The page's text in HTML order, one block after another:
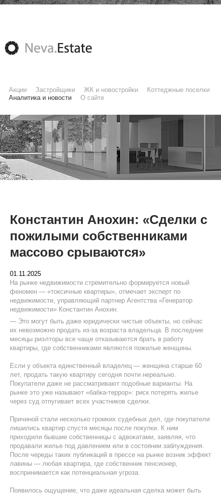
Акции Застройщики ЖК и новостройки
Коттеджные поселки
Аналитика и новости
О сайте
Константин Анохин: «Сделки с
пожилыми собственниками
массово срываются»
01.11.2025
На рынке недвижимости стремительно формируется новый
феномен — «токсичные квартиры», отмечает эксперт по
недвижимости, управляющий партнер Агентства «Генератор
недвижимости» Константин Анохин.
— Это могут быть даже юридически чистые объекты, но сейчас
их невозможно продать из-за возраста владельца. В последние
месяцы риэлторы все чаще отказываются брать в работу
квартиры, где собственниками являются пожилые женщины.
Если у объекта единственный владелец — женщина старше 60
лет, продать такую квартиру сегодня почти нереально.
Покупатели даже не рассматривают подобные варианты. На
рынке это уже называют «бабка-террор»: риск потерять жилье
через суд отпугивает всех участников сделки.
Причиной стали несколько громких судебных дел, где покупатели
лишились квартир спустя месяцы после покупки. К ним
приходили бывшие собственницы с адвокатами, заявляя, что
продавали жилье под давлением или в состоянии заблуждения.
После череды таких публикаций в прессе на рынке возник эффект
лавины — любая квартира, где собственник пенсионер,
воспринимается как потенциальная угроза.
Появилось ощущение, что даже идеальная сделка может быть